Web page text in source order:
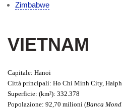
Zimbabwe
VIETNAM
Capitale: Hanoi
Città principali: Ho Chi Minh City,
Superficie: (km²): 332.378
Popolazione: 92,70 milioni (Banca